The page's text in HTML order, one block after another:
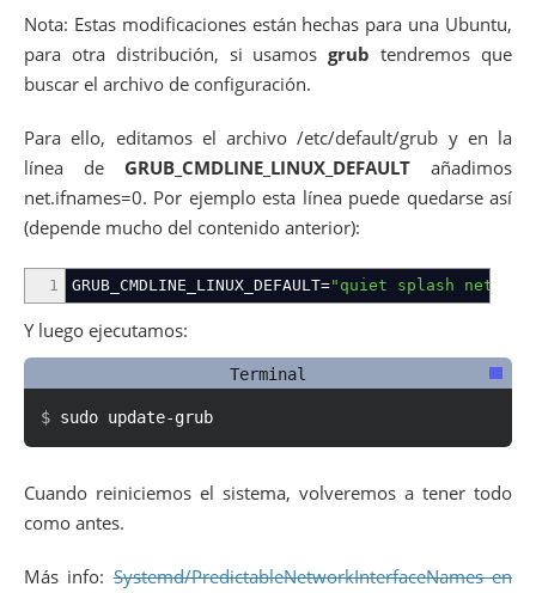
Nota: Estas modificaciones están hechas para una Ubuntu,
para otra distribución, si usamosgrub tendremos que
buscar el archivo de configuración.
Para ello, editamos el archivo /etc/default/grub y en la
línea de GRUB_CMDLINE_LINUX_DEFAULT añadimos
net.ifnames=0. Por ejemplo esta línea puede quedarse así
(depende mucho del contenido anterior):
1 GRUB_CMDLINE_LINUX_DEFAULT="quiet splash
Y luego ejecutamos:
sudo update-grub
Cuando reiniciemos el sistema, volveremos a tener todo
como antes.
Más info:Systemd/PredictableNetworkInterfaceNames en